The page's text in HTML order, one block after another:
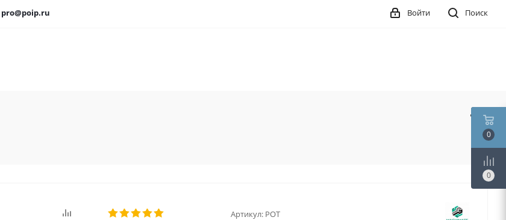
pro@poip.ru Поиск
Войти
Артикул: РОТ
0
0